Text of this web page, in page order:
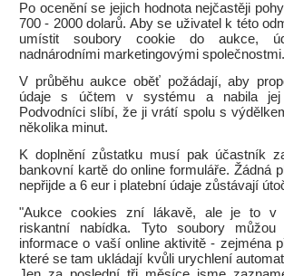
Po ocenění se jejich hodnota nejčastěji
700 - 2000 dolarů. Aby se uživatel k této
umístit soubory cookie do aukce,
nadnárodními marketingovými společnostmi.
V průběhu aukce oběť požádají, aby
údaje s účtem v systému a nabila
Podvodníci slíbí, že ji vrátí spolu s
několika minut.
K doplnění zůstatku musí pak účastník
bankovní kartě do online formuláře. Žádná
nepřijde a 6 eur i platební údaje zůstávají
"Aukce cookies zní lákavě, ale je to v
riskantní nabídka. Tyto soubory můžou
informace o vaší online aktivitě - zejména
které se tam ukládají kvůli urychlení